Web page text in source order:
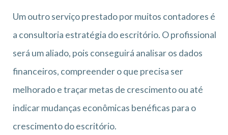
Um outro serviço prestado por muitos contadores é
a consultoria estratégia do escritório. O profissional
será um aliado, pois conseguirá analisar os dados
financeiros, compreender o que precisa ser
melhorado e traçar metas de crescimento ou até
indicar mudanças econômicas benéficas para o
crescimento do escritório.